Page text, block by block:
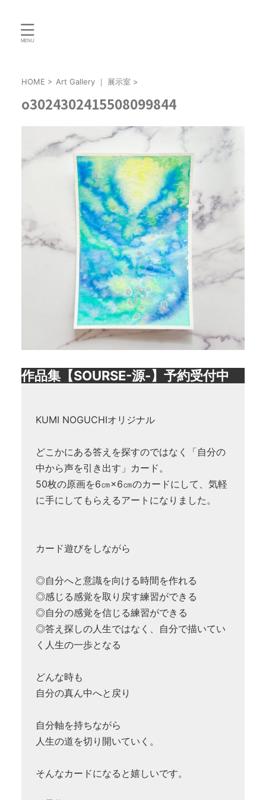
HOME > Art Gallery ｜ 展示室 >
o3024302415508099844
作品集【SOURSE-源-】予約受付中
KUMI NOGUCHIオリジナル
どこかにある答えを探すのではなく「自分の
中から声を引き出す」カード。
50枚の原画を6㎝×6㎝のカードにして、気軽
に手にしてもらえるアートになりました。
カード遊びをしながら
◎自分へと意識を向ける時間を作れる
◎感じる感覚を取り戻す練習ができる
◎自分の感覚を信じる練習ができる
◎答え探しの人生ではなく、自分で描いてい
く人生の一歩となる
どんな時も
自分の真ん中へと戻り
自分軸を持ちながら
人生の道を切り開いていく。
そんなカードになると嬉しいです。